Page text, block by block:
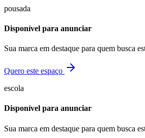
pousada
Disponível para anunciar
Sua marca em destaque para quem busca
Quero este espaço
escola
Disponível para anunciar
Sua marca em destaque para quem busca